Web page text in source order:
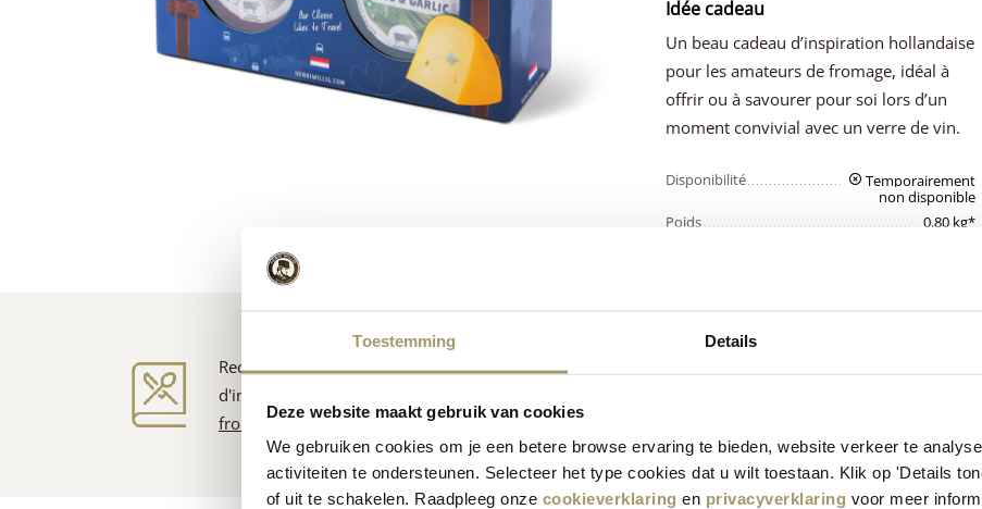
Toestemming Details
Deze website maakt gebruik van cookies
We gebruiken cookies om je een betere browse ervaring te bieden, website verkeer te
activiteiten te ondersteunen. Selecteer het type cookies dat u wilt toestaan. Klik op 'Details
of uit te schakelen. Raadpleeg onze cookieverklaring en privacyverklaring voor meer
Idée cadeau
Un beau cadeau d’inspiration hollandaise
pour les amateurs de fromage, idéal à
offrir ou à savourer pour soi lors d’un
moment convivial avec un verre de vin.
Disponibilité
Temporairement
non disponible
Poids
0.80 kg*
Recettes
d'inspiration
fromagère
Fromage
première qualité
9,5 %